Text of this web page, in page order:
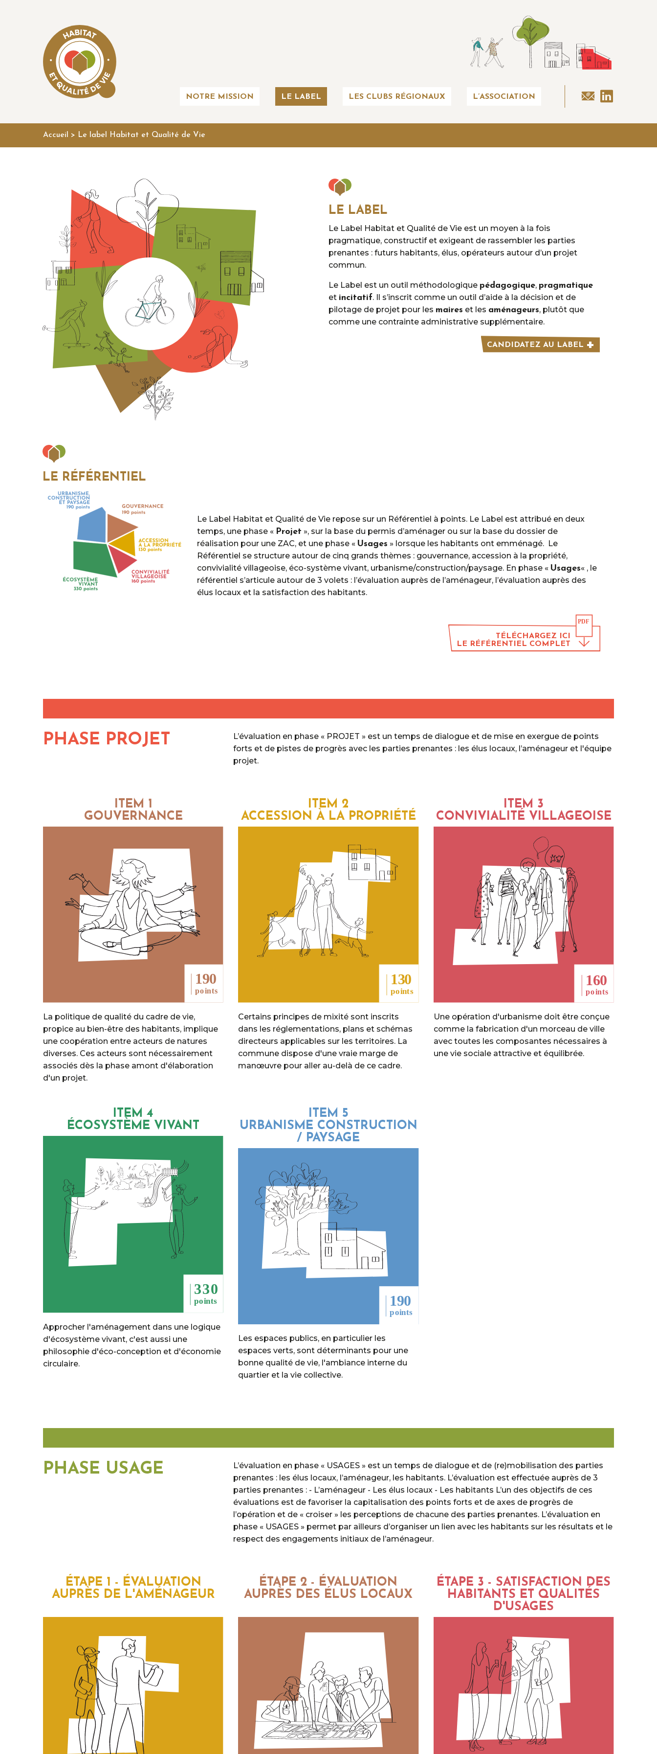
NOTRE MISSION LE LABEL LES CLUBS RÉGIONAUX L’ASSOCIATION
Accueil > Le label Habitat et Qualité de Vie
LE LABEL
Le Label Habitat et Qualité de Vie est un moyen à la fois
pragmatique, constructif et exigeant de rassembler les parties
prenantes : futurs habitants, élus, opérateurs autour d’un projet
commun.
Le Label est un outil méthodologique pédagogique, pragmatique
et incitatif. Il s’inscrit comme un outil d’aide à la décision et de
pilotage de projet pour les maires et les aménageurs, plutôt que
comme une contrainte administrative supplémentaire.
CANDIDATEZ AU LABEL
LE RÉFÉRENTIEL
Le Label Habitat et Qualité de Vie repose sur un Référentiel à points. Le Label est attribué en deux
temps, une phase « Projet », sur la base du permis d’aménager ou sur la base du dossier de
réalisation pour une ZAC, et une phase « Usages » lorsque les habitants ont emménagé. Le
Référentiel se structure autour de cinq grands thèmes : gouvernance, accession à la propriété,
convivialité villageoise, éco-système vivant, urbanisme/construction/paysage. En phase « Usages« , le
référentiel s’articule autour de 3 volets : l’évaluation auprès de l’aménageur, l’évaluation auprès des
élus locaux et la satisfaction des habitants.
TÉLÉCHARGEZ ICI
LE RÉFÉRENTIEL COMPLET
PHASE PROJET
L’évaluation en phase « PROJET » est un temps de dialogue et de mise en exergue de points
forts et de pistes de progrès avec les parties prenantes : les élus locaux, l’aménageur et l'équipe
projet.
ITEM 1
GOUVERNANCE
La politique de qualité du cadre de vie,
propice au bien-être des habitants, implique
une coopération entre acteurs de natures
diverses. Ces acteurs sont nécessairement
associés dès la phase amont d'élaboration
d'un projet.
ITEM 2
ACCESSION À LA PROPRIÉTÉ
Certains principes de mixité sont inscrits
dans les réglementations, plans et schémas
directeurs applicables sur les territoires. La
commune dispose d'une vraie marge de
manœuvre pour aller au-delà de ce cadre.
ITEM 3
CONVIVIALITÉ VILLAGEOISE
Une opération d'urbanisme doit être conçue
comme la fabrication d'un morceau de ville
avec toutes les composantes nécessaires à
une vie sociale attractive et équilibrée.
ITEM 4
ÉCOSYSTÈME VIVANT
Approcher l'aménagement dans une logique
d'écosystème vivant, c'est aussi une
philosophie d'éco-conception et d'économie
circulaire.
ITEM 5
URBANISME CONSTRUCTION
/ PAYSAGE
Les espaces publics, en particulier les
espaces verts, sont déterminants pour une
bonne qualité de vie, l'ambiance interne du
quartier et la vie collective.
PHASE USAGE
L’évaluation en phase « USAGES » est un temps de dialogue et de (re)mobilisation des parties
prenantes : les élus locaux, l’aménageur, les habitants. L’évaluation est effectuée auprès de 3
parties prenantes : - L’aménageur - Les élus locaux - Les habitants L’un des objectifs de ces
évaluations est de favoriser la capitalisation des points forts et de axes de progrès de
l’opération et de « croiser » les perceptions de chacune des parties prenantes. L’évaluation en
phase « USAGES » permet par ailleurs d’organiser un lien avec les habitants sur les résultats et le
respect des engagements initiaux de l’aménageur.
ÉTAPE 1 - ÉVALUATION
AUPRÈS DE L'AMÉNAGEUR
ÉTAPE 2 - ÉVALUATION
AUPRÈS DES ÉLUS LOCAUX
ÉTAPE 3 - SATISFACTION DES
HABITANTS ET QUALITÉS
D'USAGES